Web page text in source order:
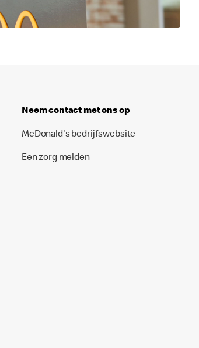
Neem contact met ons op
McDonald's bedrijfswebsite
Een zorg melden